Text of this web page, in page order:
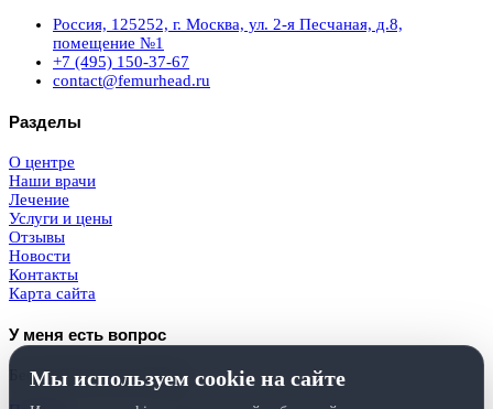
Россия, 125252, г. Москва, ул. 2-я Песчаная, д.8,
помещение №1
+7 (495) 150-37-67
contact@femurhead.ru
Разделы
О центре
Наши врачи
Лечение
Услуги и цены
Отзывы
Новости
Контакты
Карта сайта
У меня есть вопрос
Бесплатная консультация
Мы используем cookie на сайте